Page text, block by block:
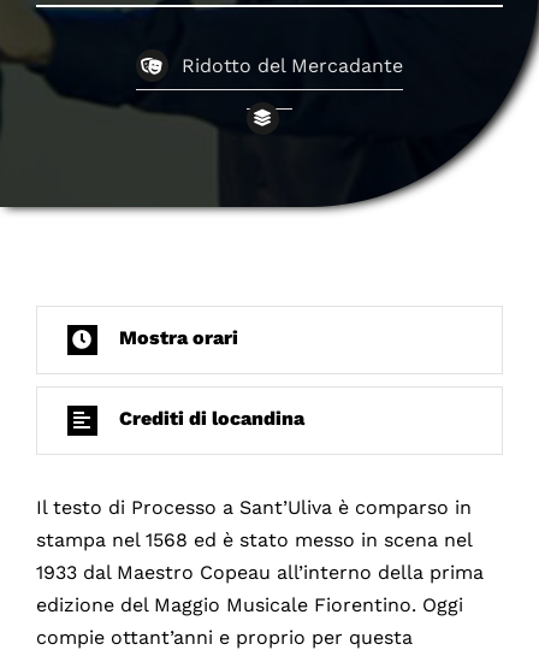
Ridotto del Mercadante
Mostra orari
Crediti di locandina
Il testo di Processo a Sant’Uliva è comparso in
stampa nel 1568 ed è stato messo in scena nel
1933 dal Maestro Copeau all’interno della prima
edizione del Maggio Musicale Fiorentino. Oggi
compie ottant’anni e proprio per questa